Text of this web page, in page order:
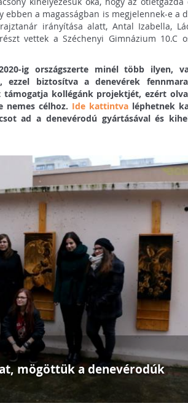
a magasságban is megjelennek-e a
irányítása alatt, Antal Izabella,
vettek a Széchenyi Gimnázium 10.C
ig országszerte minél több ilyen,
ezzel biztosítva a denevérek
kollégánk projektjét, ezért
nemes célhoz. Ide kattintvaléphetnek
ad a denevérodú gyártásával és
mögöttük a denevérodúk